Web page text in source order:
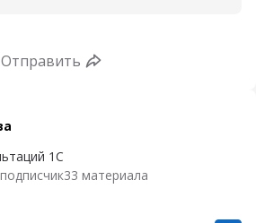
Отправить
1С
33 материала